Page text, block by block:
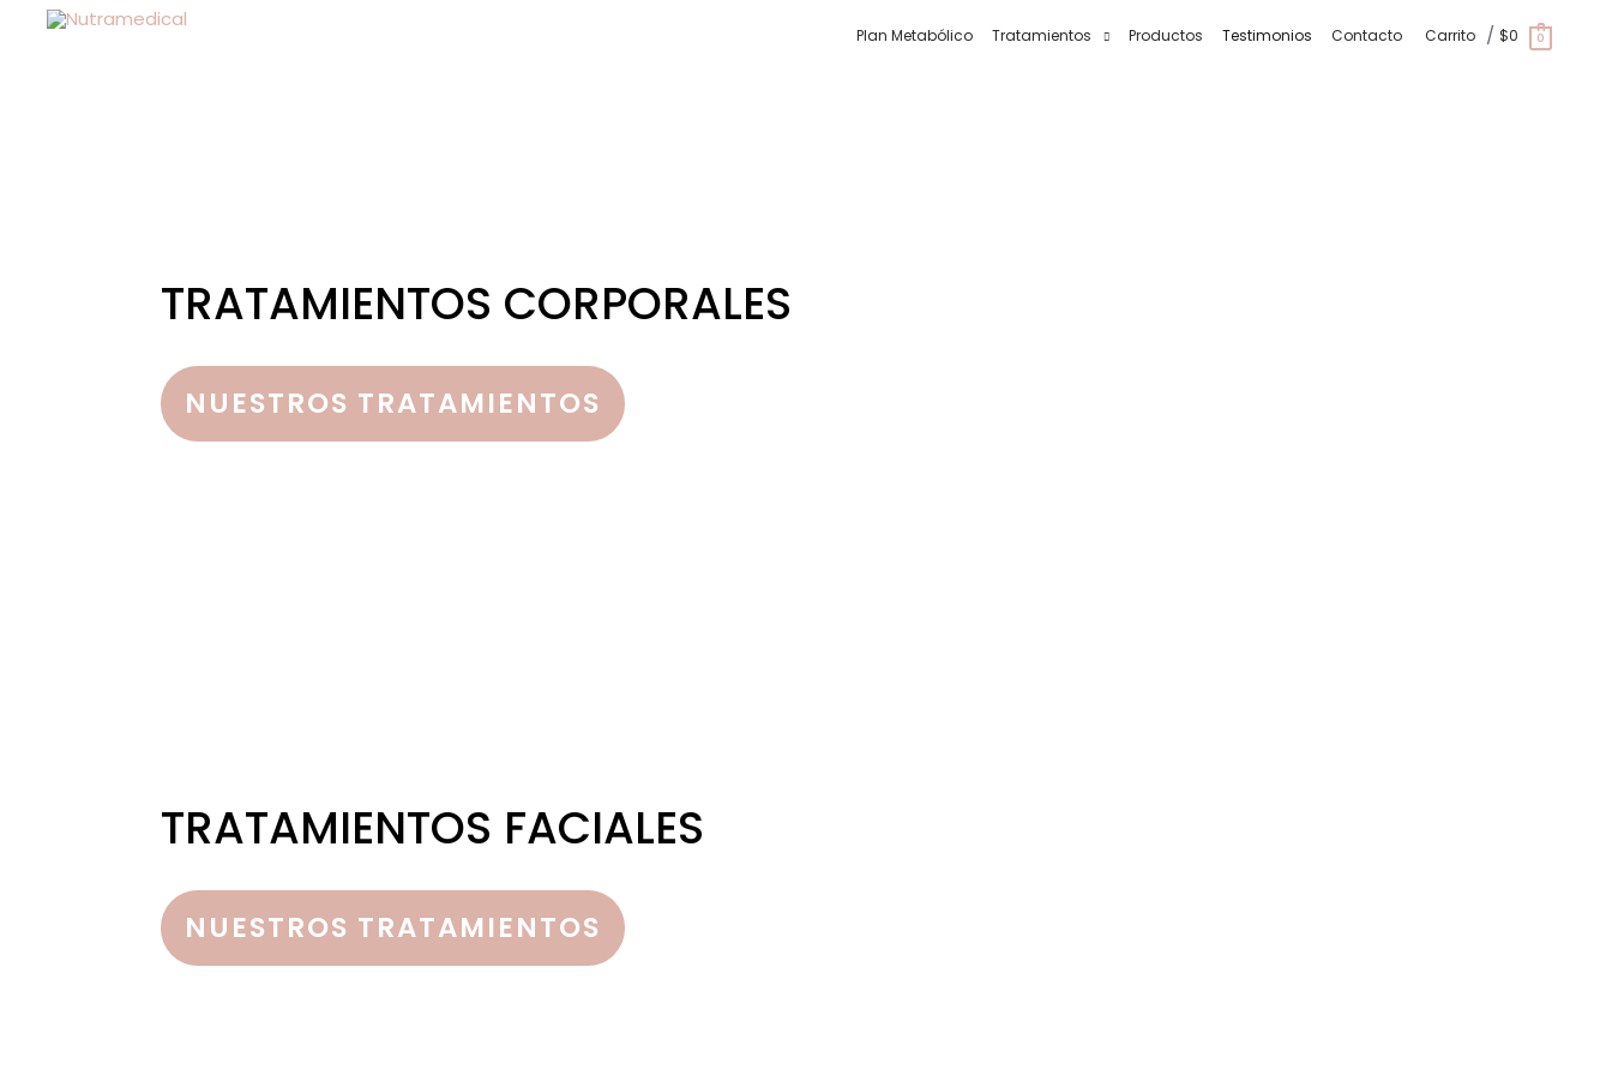
Plan Metabólico Tratamientos Productos Testimonios Contacto Carrito /$0 0
TRATAMIENTOS CORPORALES
NUESTROS TRATAMIENTOS
TRATAMIENTOS FACIALES
NUESTROS TRATAMIENTOS